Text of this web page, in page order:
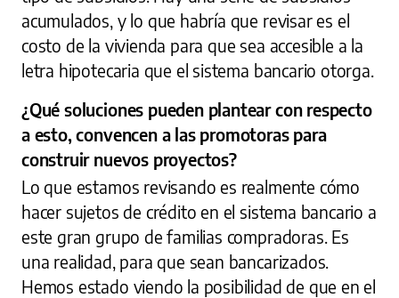
acumulados, y lo que habría que revisar es el
costo de la vivienda para que sea accesible a la
letra hipotecaria que el sistema bancario otorga.
¿Qué soluciones pueden plantear con respecto
a esto, convencen a las promotoras para
construir nuevos proyectos?
Lo que estamos revisando es realmente cómo
hacer sujetos de crédito en el sistema bancario a
este gran grupo de familias compradoras. Es
una realidad, para que sean bancarizados.
Hemos estado viendo la posibilidad de que en el